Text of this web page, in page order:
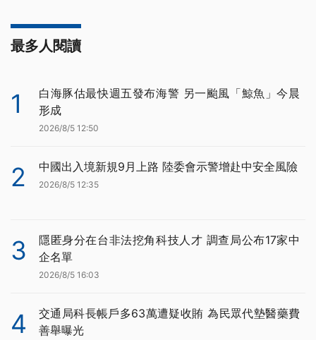
最多人閱讀
1
白海豚估最快週五發布海警 另一颱風「鯨魚」今晨
形成
2026/8/5 12:50
2 中國出入境新規9月上路 陸委會示警增赴中安全風險
2026/8/5 12:35
3
隱匿身分在台非法挖角科技人才 調查局公布17家中
企名單
2026/8/5 16:03
4
交通局科長帳戶多63萬遭疑收賄 為民眾代墊醫藥費
善舉曝光